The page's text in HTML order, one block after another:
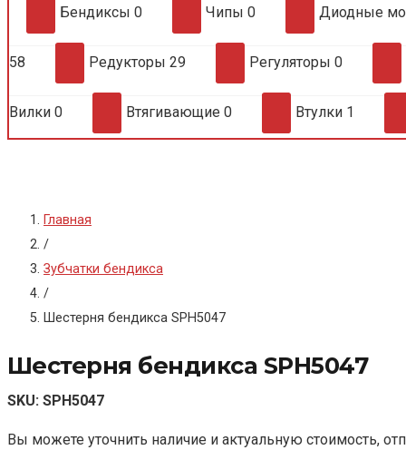
Бендиксы 0 Чипы 0 Диодные
58 Редукторы 29 Регуляторы 0
Вилки 0 Втягивающие 0 Втулки 1
Главная
/
Зубчатки бендикса
/
Шестерня бендикса SPH5047
Шестерня бендикса SPH5047
SKU: SPH5047
Вы можете уточнить наличие и актуальную стоимость,